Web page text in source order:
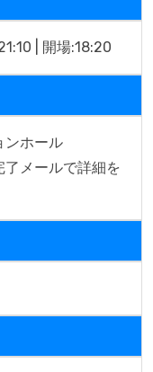
| 開場:18:20
ンホール
メールで詳細を